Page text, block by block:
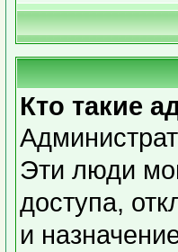
Кто такие
Эти люди
доступа,
и